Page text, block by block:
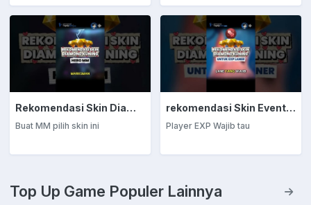
Rekomendasi Skin Diamond Kuning: Marksman
Buat MM pilih skin ini
rekomendasi Skin Event Diamond Kuning: EXP Laner
Player EXP Wajib tau
Top Up Game Populer Lainnya